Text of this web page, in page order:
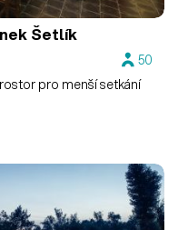
Šetlík
50
pro menší setkání